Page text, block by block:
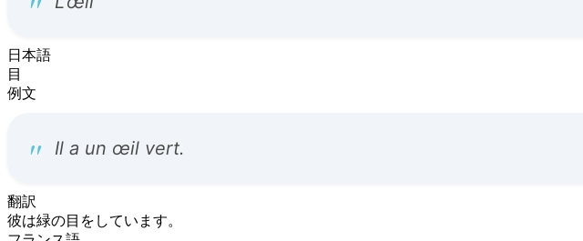
日本語
目
例文
翻訳
彼は緑の目をしています。